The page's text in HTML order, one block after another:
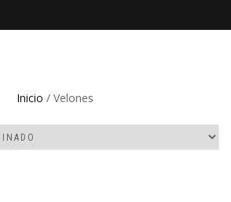
Inicio / Velones